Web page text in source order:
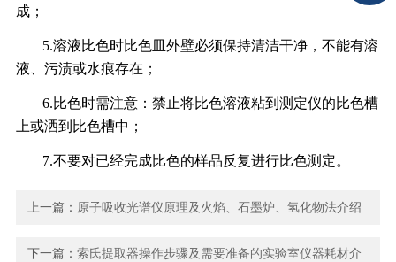
成；
5.溶液比色时比色皿外壁必须保持清洁干净，不能有溶
液、污渍或水痕存在；
6.比色时需注意：禁止将比色溶液粘到测定仪的比色槽
上或洒到比色槽中；
7.不要对已经完成比色的样品反复进行比色测定。
上一篇： 原子吸收光谱仪原理及火焰、石墨炉、氢化物法介绍
下一篇：索氏提取器操作步骤及需要准备的实验室仪器耗材介